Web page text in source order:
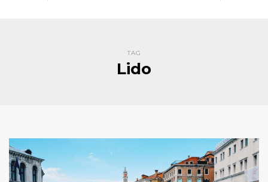
TAG
Lido